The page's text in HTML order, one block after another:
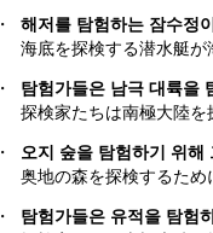
・
해저를 탐험하는 잠수정
海底を探検する潜水艇が
・
탐험가들은 남극 대륙을
探検家たちは南極大陸を
・
오지 숲을 탐험하기 위해
奥地の森を探検するため
・
탐험가들은 유적을 탐험